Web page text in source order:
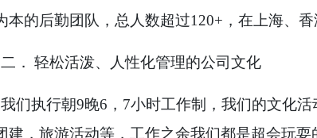
本的后勤团队，总人数超过120+ ，在上海、
二． 轻松活泼、人性化管理的公司文化
我们执行朝9晚6 ， 7小时工作制，我们的文化活
建，旅游活动等，工作之余我们都是超会玩耍